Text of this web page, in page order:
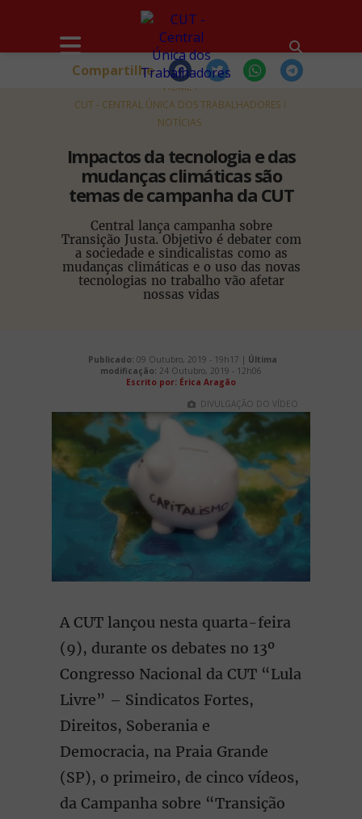
HOME
CUT - CENTRAL ÚNICA DOS TRABALHADORES
NOTÍCIAS
Impactos da tecnologia e das
mudanças climáticas são
temas de campanha da CUT
Central lança campanha sobre
Transição Justa. Objetivo é debater com
a sociedade e sindicalistas como as
mudanças climáticas e o uso das novas
tecnologias no trabalho vão afetar
nossas vidas
Compartilhe
Publicado: 09 Outubro, 2019 - 19h17 | Última
modificação: 24 Outubro, 2019 - 12h06
Escrito por: Érica Aragão
DIVULGAÇÃO DO VÍDEO
A CUT lançou nesta quarta-feira
(9), durante os debates no 13º
Congresso Nacional da CUT “Lula
Livre” – Sindicatos Fortes,
Direitos, Soberania e
Democracia, na Praia Grande
(SP), o primeiro, de cinco vídeos,
da Campanha sobre “Transição